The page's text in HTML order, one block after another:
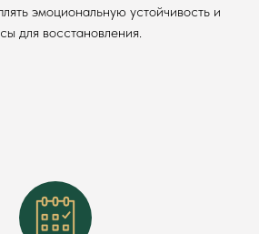
эмоциональную устойчивость и
для восстановления.